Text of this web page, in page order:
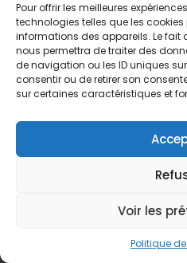
Pour offrir les meilleures
technologies telles que les
informations des appareils. Le fait
nous permettra de traiter des
de navigation ou les ID uniques
consentir ou de retirer son
sur certaines caractéristiques et
Voir les
Politique
Nous
Nous Achetons
Nous
Nous Achetons des
Le processus
Recevoir une